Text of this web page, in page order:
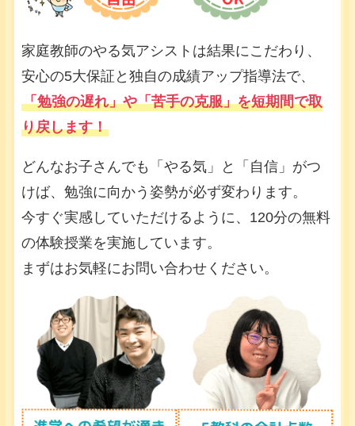
家庭教師のやる気アシストは結果にこだわり、
安心の5大保証と独自の成績アップ指導法で、
「勉強の遅れ」や「苦手の克服」を短期間で取
り戻します！
どんなお子さんでも「やる気」と「自信」がつ
けば、勉強に向かう姿勢が必ず変わります。
今すぐ実感していただけるように、120分の無料
の体験授業を実施しています。
まずはお気軽にお問い合わせください。